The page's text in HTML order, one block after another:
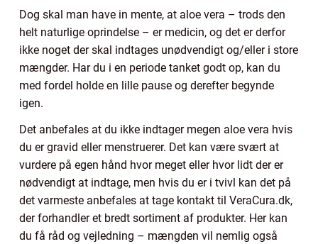
Dog skal man have in mente, at aloe vera – trods den
helt naturlige oprindelse – er medicin, og det er derfor
ikke noget der skal indtages unødvendigt og/eller i store
mængder. Har du i en periode tanket godt op, kan du
med fordel holde en lille pause og derefter begynde
igen.
Det anbefales at du ikke indtager megen aloe vera hvis
du er gravid eller menstruerer. Det kan være svært at
vurdere på egen hånd hvor meget eller hvor lidt der er
nødvendigt at indtage, men hvis du er i tvivl kan det på
det varmeste anbefales at tage kontakt til VeraCura.dk,
der forhandler et bredt sortiment af produkter. Her kan
du få råd og vejledning – mængden vil nemlig også